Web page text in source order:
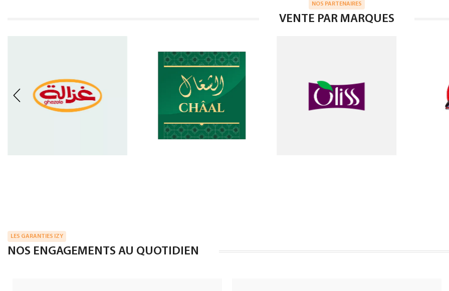
NOS PARTENAIRES
VENTE PAR MARQUES
LES GARANTIES IZY
NOS ENGAGEMENTS AU QUOTIDIEN